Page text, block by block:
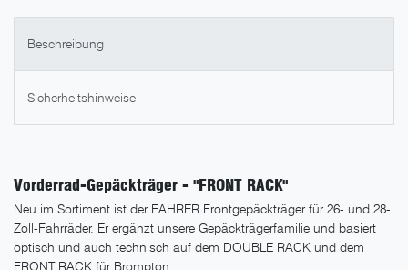
Beschreibung
Sicherheitshinweise
Vorderrad-Gepäckträger - "FRONT RACK"
Neu im Sortiment ist der FAHRER Frontgepäckträger für 26- und 28-
Zoll-Fahrräder. Er ergänzt unsere Gepäckträgerfamilie und basiert
optisch und auch technisch auf dem DOUBLE RACK und dem
FRONT RACK für Brompton.